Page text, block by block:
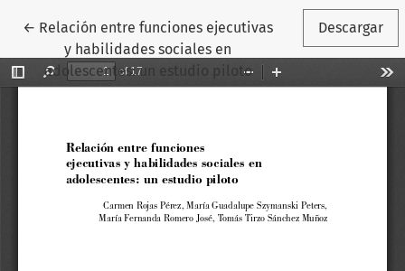
← Volver a los detalles del artículo
Relación entre funciones ejecutivas
y habilidades sociales en
adolescentes: un estudio piloto
Descargar